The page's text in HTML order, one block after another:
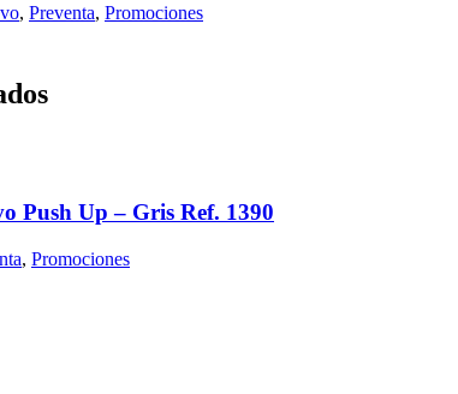
, Preventa, Promociones
Push Up – Gris Ref. 1390
, Promociones